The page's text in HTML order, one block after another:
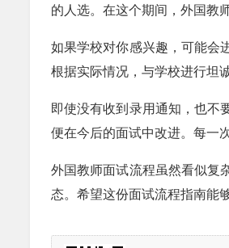
的人选。在这个期间，外国教
如果学校对你感兴趣，可能会
根据实际情况，与学校进行坦
即使没有收到录用通知，也不
便在今后的面试中改进。每一
外国教师面试流程虽然看似复
态。希望这份面试流程指南能